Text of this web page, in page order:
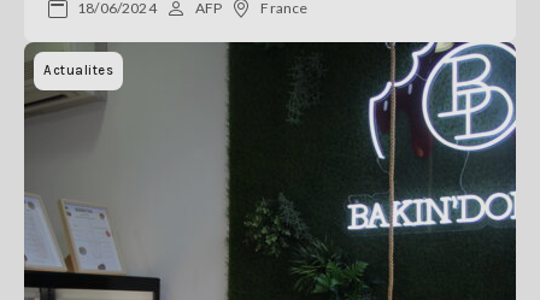
18/06/2024 AFP France
Actualites